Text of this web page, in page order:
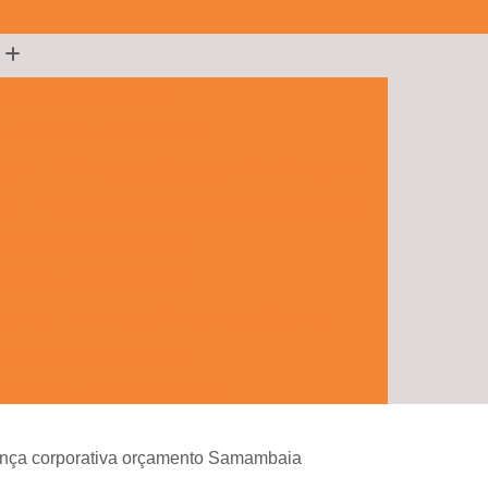
Hall Corporativo Goiânia
corporativa orçamento Samambaia